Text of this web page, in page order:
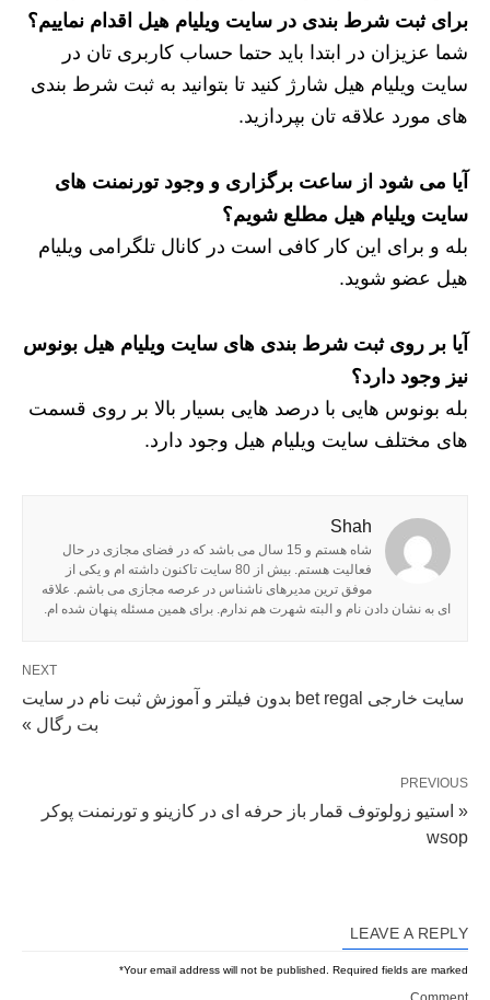
برای ثبت شرط بندی در سایت ویلیام هیل اقدام نماییم؟
شما عزیزان در ابتدا باید حتما حساب کاربری تان در
سایت ویلیام هیل شارژ کنید تا بتوانید به ثبت شرط بندی
های مورد علاقه تان بپردازید.
آیا می شود از ساعت برگزاری و وجود تورنمنت های
سایت ویلیام هیل مطلع شویم؟
بله و برای این کار کافی است در کانال تلگرامی ویلیام
هیل عضو شوید.
آیا بر روی ثبت شرط بندی های سایت ویلیام هیل بونوس
نیز وجود دارد؟
بله بونوس هایی با درصد هایی بسیار بالا بر روی قسمت
های مختلف سایت ویلیام هیل وجود دارد.
Shah
شاه هستم و 15 سال می باشد که در فضای مجازی در حال
فعالیت هستم. بیش از 80 سایت تاکنون داشته ام و یکی از
موفق ترین مدیرهای ناشناس در عرصه مجازی می باشم. علاقه
ای به نشان دادن نام و البته شهرت هم ندارم. برای همین مسئله پنهان شده ام.
NEXT
سایت خارجی bet regal بدون فیلتر و آموزش ثبت نام در سایت
بت رگال »
PREVIOUS
« استیو زولوتوف قمار باز حرفه ای در کازینو و تورنمنت پوکر
wsop
LEAVE A REPLY
Your email address will not be published. Required fields are marked
*